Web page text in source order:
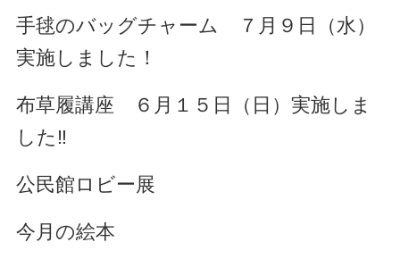
手毬のバッグチャーム ７月９日（水）
実施しました！
布草履講座 ６月１５日（日）実施しま
した‼
公民館ロビー展
今月の絵本